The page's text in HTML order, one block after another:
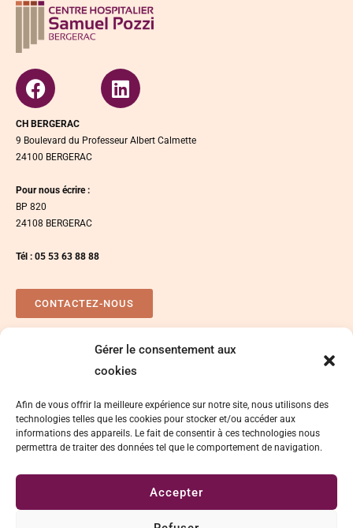
Gérer le consentement aux
cookies
Afin de vous offrir la meilleure expérience sur notre site, nous utilisons des
technologies telles que les cookies pour stocker et/ou accéder aux
informations des appareils. Le fait de consentir à ces technologies nous
permettra de traiter des données tel que le comportement de navigation.
Accepter
CH BERGERAC
9 Boulevard du Professeur Albert Calmette
24100 BERGERAC
Pour nous écrire :
BP 820
24108 BERGERAC
Tél : 05 53 63 88 88
CONTACTEZ-NOUS
Espace presse